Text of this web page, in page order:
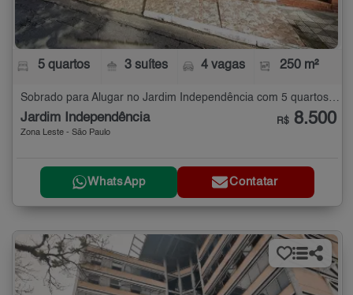
5 quartos 3 suítes 4 vagas 250 m²
Sobrado para Alugar no Jardim Independência com 5 quartos - 250 m²
Jardim Independência
Zona Leste - São Paulo
R$ 8.500
WhatsApp Contatar